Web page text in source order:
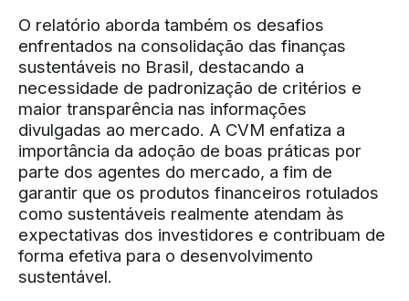
O relatório aborda também os desafios
enfrentados na consolidação das finanças
sustentáveis no Brasil, destacando a
necessidade de padronização de critérios e
maior transparência nas informações
divulgadas ao mercado. A CVM enfatiza a
importância da adoção de boas práticas por
parte dos agentes do mercado, a fim de
garantir que os produtos financeiros rotulados
como sustentáveis realmente atendam às
expectativas dos investidores e contribuam de
forma efetiva para o desenvolvimento
sustentável.